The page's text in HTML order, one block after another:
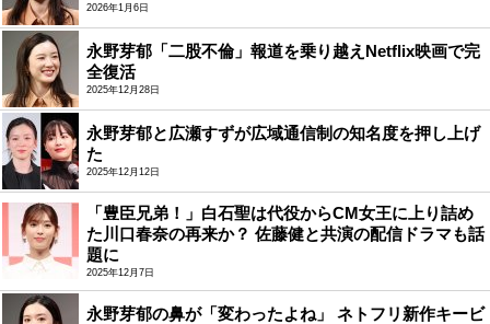
2026年1月6日
永野芽郁「二股不倫」報道を乗り越えNetflix映画で完
全復活
2025年12月28日
永野芽郁と広瀬すずが広域通信制の知名度を押し上げ
た
2025年12月12日
「豊臣兄弟！」白石聖は代役からCM女王に上り詰め
た川口春奈の再来か？ 佐藤健と共演の配信ドラマも話
題に
2025年12月7日
永野芽郁の鼻が「変わったよね」 ネトフリ新作キービ